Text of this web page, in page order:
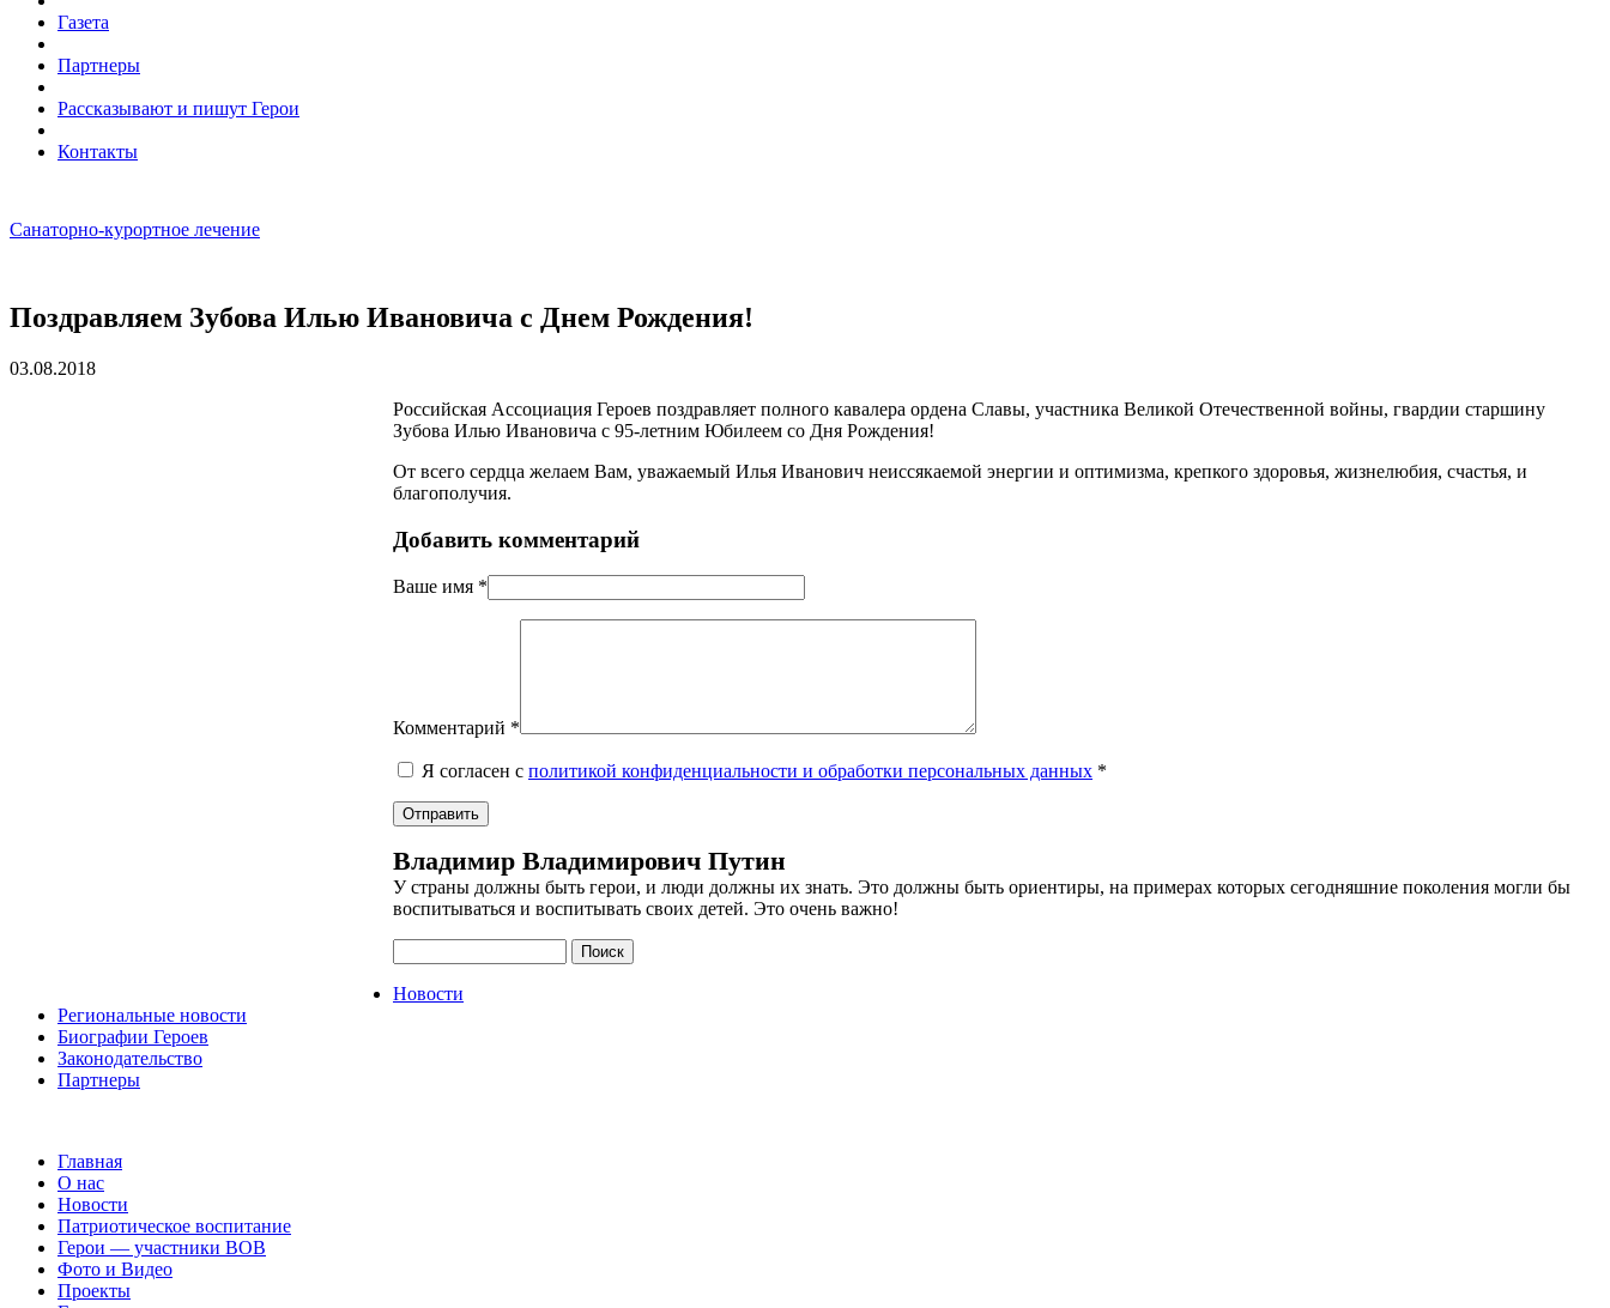
Газета
Партнеры
Рассказывают и пишут Герои
Контакты
Санаторно-курортное лечение
Поздравляем Зубова Илью Ивановича с Днем Рождения!
03.08.2018
Российская Ассоциация Героев поздравляет полного кавалера ордена Славы, участника Великой Отечественной войны, гвардии старшину
Зубова Илью Ивановича с 95-летним Юбилеем со Дня Рождения!
От всего сердца желаем Вам, уважаемый Илья Иванович неиссякаемой энергии и оптимизма, крепкого здоровья, жизнелюбия, счастья, и
благополучия.
Добавить комментарий
Ваше имя *
Комментарий *
Я согласен с политикой конфиденциальности и обработки персональных данных *
Владимир Владимирович Путин
У страны должны быть герои, и люди должны их знать. Это должны быть ориентиры, на примерах которых сегодняшние поколения могли бы
воспитываться и воспитывать своих детей. Это очень важно!
Поиск
Новости
Региональные новости
Биографии Героев
Законодательство
Партнеры
Главная
О нас
Новости
Патриотическое воспитание
Герои — участники ВОВ
Фото и Видео
Проекты